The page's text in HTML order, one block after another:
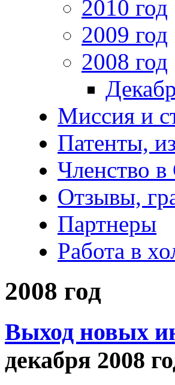
2010 год
2009 год
2008 год
Миссия и
Патенты,
Членство
Отзывы,
Партнеры
Работа в
2008 год
Выход новых
декабря 2008